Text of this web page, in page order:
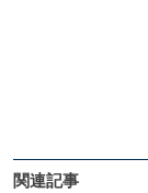
関連記事